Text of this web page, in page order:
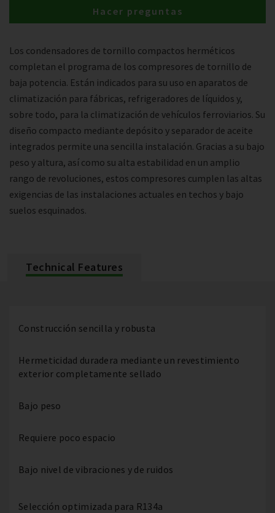
Los condensadores de tornillo compactos herméticos
completan el programa de los compresores de tornillo de
baja potencia. Están indicados para su uso en aparatos de
climatización para fábricas, refrigeradores de líquidos y,
sobre todo, para la climatización de vehículos ferroviarios. Su
diseño compacto mediante depósito y separador de aceite
integrados permite una sencilla instalación. Gracias a su bajo
peso y altura, así como su alta estabilidad en un amplio
rango de revoluciones, estos compresores cumplen las altas
exigencias de las instalaciones actuales en techos y bajo
suelos esquinados.
Hacer preguntas
Technical Features
Construcción sencilla y robusta
Hermeticidad duradera mediante un revestimiento
exterior completamente sellado
Bajo peso
Requiere poco espacio
Bajo nivel de vibraciones y de ruidos
Selección optimizada para R134a